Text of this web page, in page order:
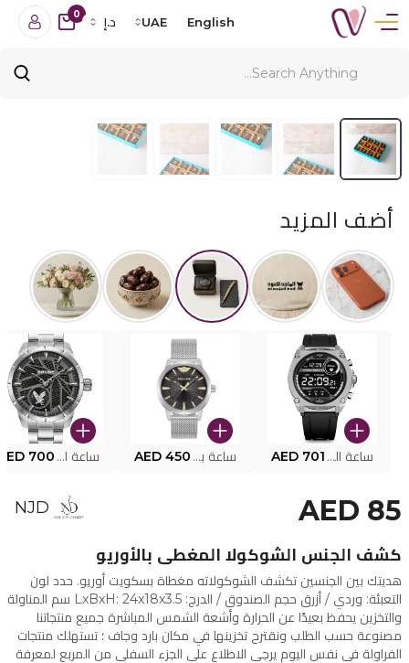
English
UAE د.إ
0
أضف المزيد
ساعة البوليس الذكية MY.AVATAR PEIUN0000101 AED 701 ساعة بوليس للرجال PEWJG0005002 AED 450 ساعة البوليس PEWJG2227302 700
AED 85
NJD
كشف الجنس الشوكولا المغطى بالأوريو
هديتك بين الجنسين تكشف الشوكولاته مغطاة بسكويت أوريو. حدد لون
التعبئة: وردي / أزرق حجم الصندوق / الدرج: LxBxH: 24x18x3.5 سم المناولة
والتخزين يحفظ بعيدًا عن الحرارة وأشعة الشمس المباشرة جميع منتجاتنا
مصنوعة حسب الطلب ونقترح تخزينها في مكان بارد وجاف ؛ تستهلك منتجات
الفراولة في نفس اليوم يرجى الاطلاع على الجزء السفلي من المربع لمعرفة